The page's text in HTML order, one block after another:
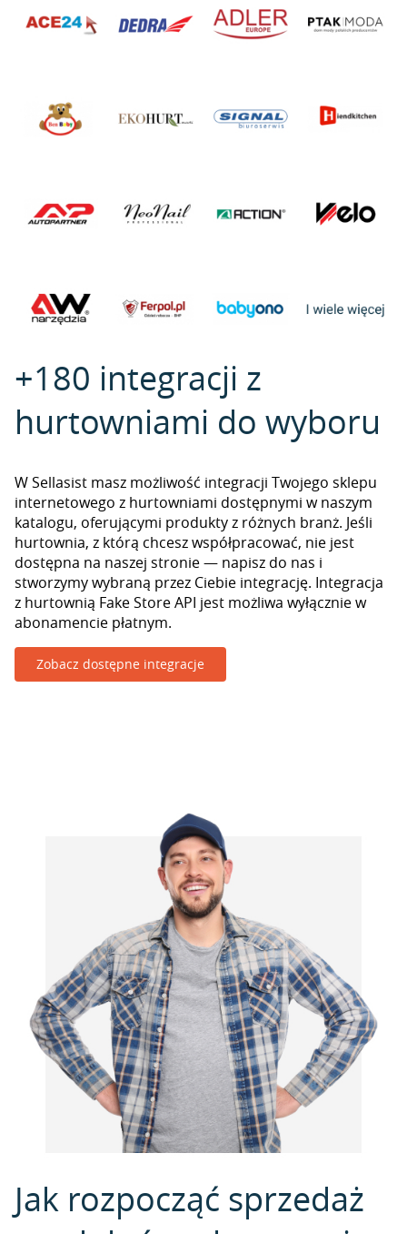
+180 integracji z
hurtowniami do wyboru
W Sellasist masz możliwość integracji Twojego sklepu
internetowego z hurtowniami dostępnymi w naszym
katalogu, oferującymi produkty z różnych branż. Jeśli
hurtownia, z którą chcesz współpracować, nie jest
dostępna na naszej stronie — napisz do nas i
stworzymy wybraną przez Ciebie integrację. Integracja
z hurtownią Fake Store API jest możliwa wyłącznie w
abonamencie płatnym.
Zobacz dostępne integracje
Jak rozpocząć sprzedaż